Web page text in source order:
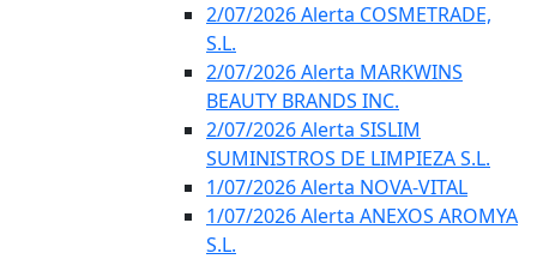
2/07/2026 Alerta COSMETRADE,
S.L.
2/07/2026 Alerta MARKWINS
BEAUTY BRANDS INC.
2/07/2026 Alerta SISLIM
SUMINISTROS DE LIMPIEZA S.L.
1/07/2026 Alerta NOVA-VITAL
1/07/2026 Alerta ANEXOS AROMYA
S.L.